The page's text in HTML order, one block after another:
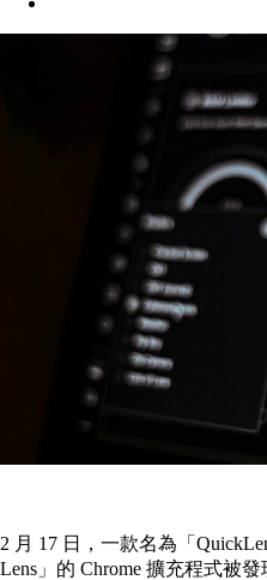
2 月 17 日，一款名為「
Lens」的 Chrome 擴充程式被